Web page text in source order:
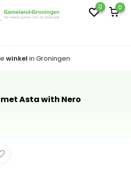
0 0
winkel in Groningen
Asta with Nero